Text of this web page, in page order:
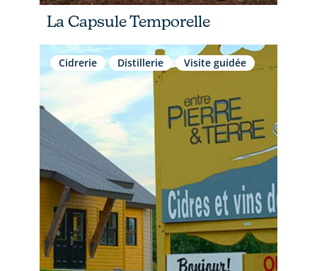
La Capsule Temporelle
Cidrerie Distillerie Visite guidée